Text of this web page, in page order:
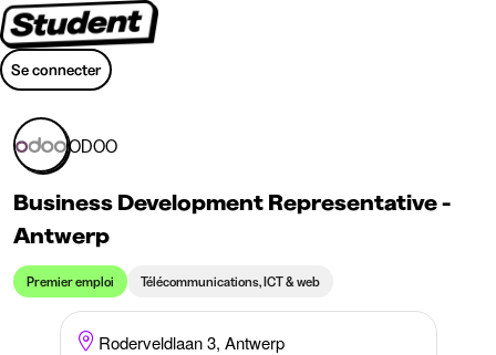
Se connecter
ODOO
Business Development Representative -
Antwerp
Premier emploi Télécommunications, ICT & web
Roderveldlaan 3, Antwerp